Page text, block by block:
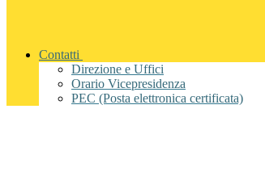
Contatti
Direzione e Uffici
Orario Vicepresidenza
PEC (Posta elettronica certificata)